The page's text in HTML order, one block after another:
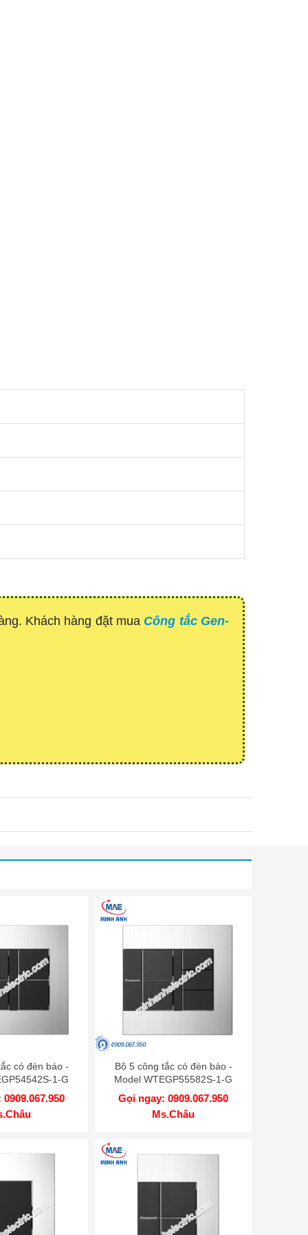
Khách hàng đặt mua Công tắc Gen-
có đèn báo -
1-G
Bộ 5 công tắc có đèn báo -
Model WTEGP55582S-1-G
Gọi ngay: 0909.067.950
Ms.Châu